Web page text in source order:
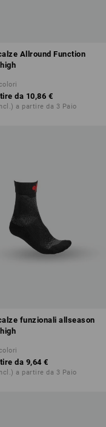
Allround Function
da 10,86 €
a partire da 3 Paio
funzionali allseason
da 9,64 €
a partire da 3 Paio